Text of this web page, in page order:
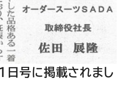
日号に掲載されまし